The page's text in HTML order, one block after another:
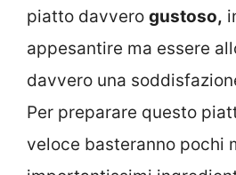
piatto davvero gustoso,
appesantire ma essere
davvero una
Per preparare questo
veloce basteranno pochi